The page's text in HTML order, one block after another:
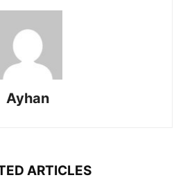
Ayhan
ARTICLES